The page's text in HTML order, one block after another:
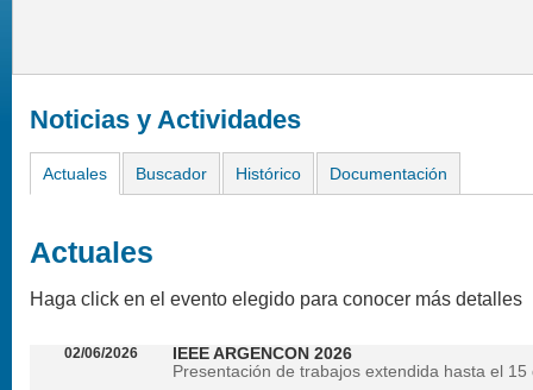
Noticias y Actividades
Actuales Buscador Histórico Documentación
Actuales
Haga click en el evento elegido para conocer más detalles
02/06/2026
IEEE ARGENCON 2026
Presentación de trabajos extendida hasta el 15